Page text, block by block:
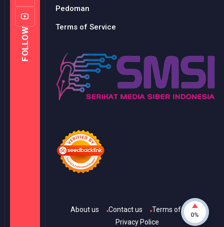
FOLLOW
Pedoman
Terms of Service
About us Contact us
Terms of Use
Privacy Police
0%